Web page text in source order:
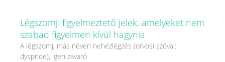
Légszomj: figyelmeztető jelek, amelyeket nem
szabad figyelmen kívül hagynia
A légszomj, más néven nehézlégzés (orvosi szóval:
dyspnoe), igen zavaró